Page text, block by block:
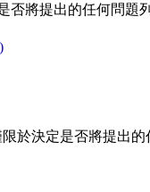
將提出的任何問題
於決定是否將提出